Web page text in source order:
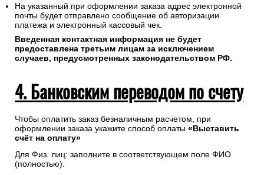
На указанный при оформлении заказа адрес электронной
почты будет отправлено сообщение об авторизации
платежа и электронный кассовый чек.
Введенная контактная информация не будет
предоставлена третьим лицам за исключением
случаев, предусмотренных законодательством РФ.
4. Банковским переводом по счету
Чтобы оплатить заказ безналичным расчетом, при
оформлении заказа укажите способ оплаты «Выставить
счёт на оплату»
Для Физ. лиц: заполните в соответствующем поле ФИО
(полностью).